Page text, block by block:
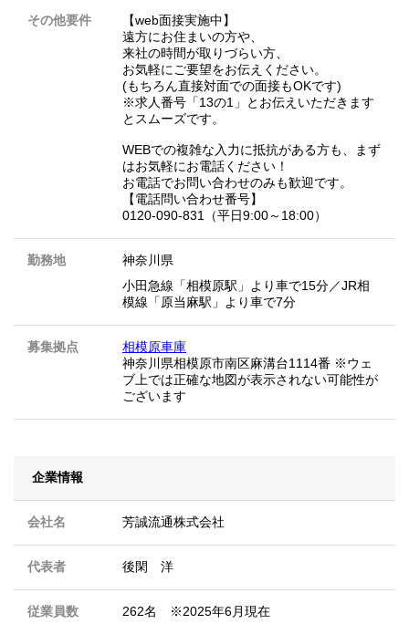
その他要件
【web面接実施中】
遠方にお住まいの方や、
来社の時間が取りづらい方、
お気軽にご要望をお伝えください。
(もちろん直接対面での面接もOKです)
※求人番号「13の1」とお伝えいただきます
とスムーズです。
WEBでの複雑な入力に抵抗がある方も、まず
はお気軽にお電話ください！
お電話でお問い合わせのみも歓迎です。
【電話問い合わせ番号】
0120-090-831（平日9:00～18:00）
勤務地
神奈川県
小田急線「相模原駅」より車で15分／JR相
模線「原当麻駅」より車で7分
募集拠点
相模原車庫
神奈川県相模原市南区麻溝台1114番 ※ウェ
ブ上では正確な地図が表示されない可能性が
ございます
企業情報
会社名 芳誠流通株式会社
代表者 後閑 洋
従業員数 262名 ※2025年6月現在